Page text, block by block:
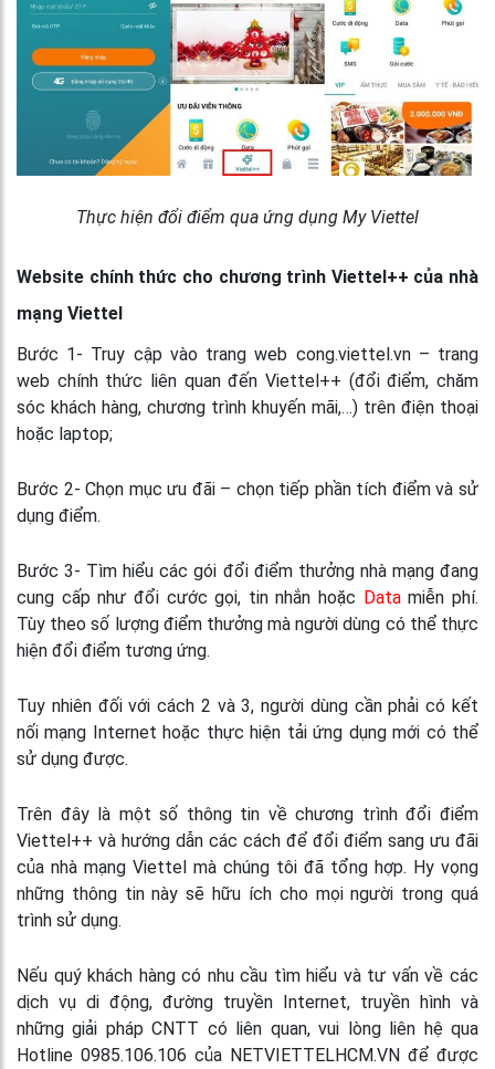
Thực hiện đổi điểm qua ứng dụng My Viettel
Website chính thức cho chương trình Viettel++ của nhà
mạng Viettel
Bước 1- Truy cập vào trang web cong.viettel.vn – trang
web chính thức liên quan đến Viettel++ (đổi điểm, chăm
sóc khách hàng, chương trình khuyến mãi,…) trên điện thoại
hoặc laptop;
Bước 2- Chọn mục ưu đãi – chọn tiếp phần tích điểm và sử
dụng điểm.
Bước 3- Tìm hiểu các gói đổi điểm thưởng nhà mạng đang
cung cấp như đổi cước gọi, tin nhắn hoặc Data miễn phí.
Tùy theo số lượng điểm thưởng mà người dùng có thể thực
hiện đổi điểm tương ứng.
Tuy nhiên đối với cách 2 và 3, người dùng cần phải có kết
nối mạng Internet hoặc thực hiện tải ứng dụng mới có thể
sử dụng được.
Trên đây là một số thông tin về chương trìnhđổi điểm
Viettel++ và hướng dẫn các cách để đổi điểm sang ưu đãi
của nhà mạng Viettel mà chúng tôi đã tổng hợp. Hy vọng
những thông tin này sẽ hữu ích cho mọi người trong quá
trình sử dụng.
Nếu quý khách hàng có nhu cầu tìm hiểu và tư vấn về các
dịch vụ di động, đường truyền Internet, truyền hình và
những giải pháp CNTT có liên quan, vui lòng liên hệ qua
Hotline 0985.106.106 của NETVIETTELHCM.VN để được